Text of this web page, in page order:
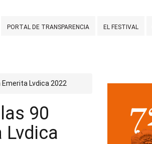
PORTAL DE TRANSPARENCIA EL FESTIVAL
Lvdica 2022
90
Lvdica